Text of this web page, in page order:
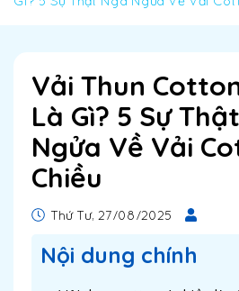
Vải Thun
Là Gì? 5 Sự
Ngửa Về Vải
Chiều
Thứ Tư, 27/08/2025
Nội dung chính